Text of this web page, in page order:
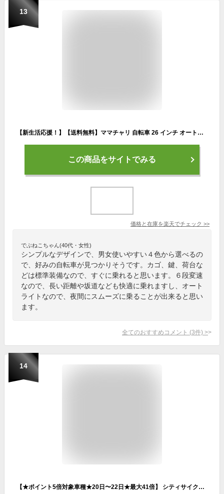
13
【新生活応援！】【送料無料】ママチャリ 自転車 26 インチ オートライト 付き シティサイクル シマノ6段変速ギア カゴ付き キャリア付き TOPONE トップワン 後輪錠 26インチ 一般自転車 T-CCB266HD 4色
この商品をサイトでみる
価格と在庫を楽天でチェック >>
でぶねこちゃん(40代・女性)
シンプルなデザインで、男女使いやすい４色から選べるの
で、好みの自転車が見つかりそうです。カゴ、鍵、荷台な
どは標準装備なので、すぐに乗れると思います。６段変速
なので、長い距離や坂道なども快適に乗れますし、オート
ライトなので、夜間にスムーズに乗ることが出来ると思い
ます。
全てのおすすめコメント (3件) >
14
【★ポイント5倍対象車種★20日〜22日★最大41倍】 シティサイクル シマノ6段変速搭載 LEDオートライト 26インチ |自転車 じてんしゃ 本体 ママチャリ 折りたたみ 折り畳み カゴ付き ギア付き ギフト 送料無料 【CTA266】